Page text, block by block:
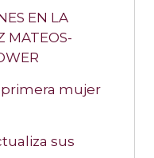
EN LA
MATEOS-
primera mujer
sus